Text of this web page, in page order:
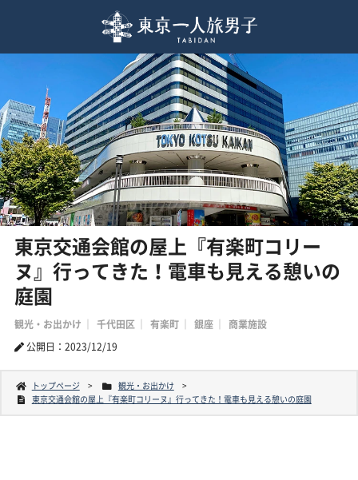
東京交通会館の屋上『有楽町コリー
ヌ』行ってきた！電車も見える憩いの
庭園
観光・お出かけ 千代田区 有楽町 銀座
商業施設
公開日：2023/12/19
トップページ
観光・お出かけ
東京交通会館の屋上『有楽町コリーヌ』行ってきた！電車も見える憩いの庭園